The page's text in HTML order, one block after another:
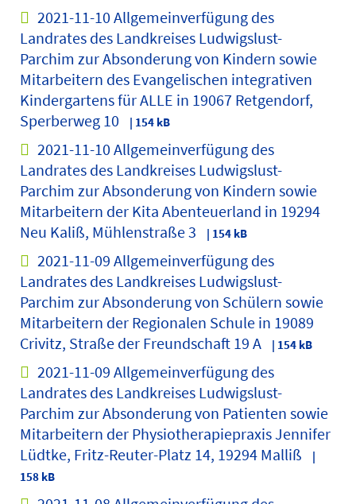
2021-11-10 Allgemeinverfügung des
Landrates des Landkreises Ludwigslust-
Parchim zur Absonderung von Kindern sowie
Mitarbeitern des Evangelischen integrativen
Kindergartens für ALLE in 19067 Retgendorf,
Sperberweg 10
| 154 kB
2021-11-10 Allgemeinverfügung des
Landrates des Landkreises Ludwigslust-
Parchim zur Absonderung von Kindern sowie
Mitarbeitern der Kita Abenteuerland in 19294
Neu Kaliß, Mühlenstraße 3
| 154 kB
2021-11-09 Allgemeinverfügung des
Landrates des Landkreises Ludwigslust-
Parchim zur Absonderung von Schülern sowie
Mitarbeitern der Regionalen Schule in 19089
Crivitz, Straße der Freundschaft 19 A
| 154 kB
2021-11-09 Allgemeinverfügung des
Landrates des Landkreises Ludwigslust-
Parchim zur Absonderung von Patienten sowie
Mitarbeitern der Physiotherapiepraxis Jennifer
Lüdtke, Fritz-Reuter-Platz 14, 19294 Malliß
|
158 kB